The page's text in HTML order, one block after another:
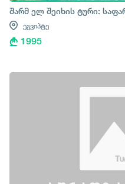
შარმ ელ შეიხის ტური:
ეგვიპტე
1995